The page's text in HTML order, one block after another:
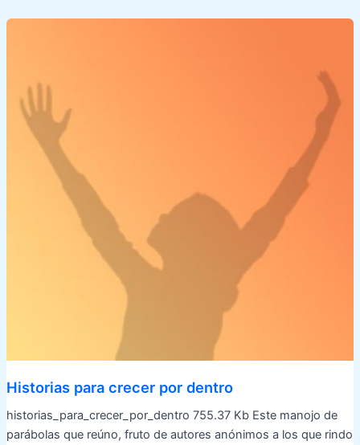
Historias para crecer por dentro
historias_para_crecer_por_dentro 755.37 Kb Este manojo de
parábolas que reúno, fruto de autores anónimos a los que rindo